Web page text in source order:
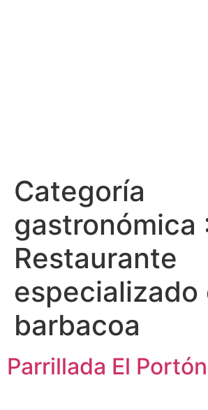
Categoría
gastronómica
Restaurante
especializado
barbacoa
Parrillada El Portón